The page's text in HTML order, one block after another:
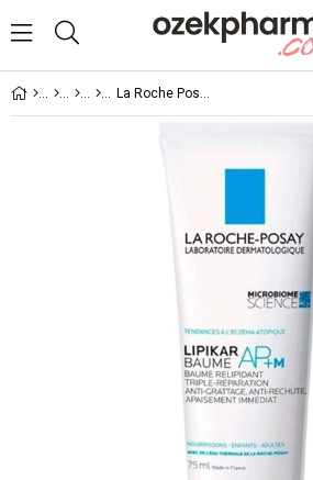
La Roche Posay Lipikar Baume AP+M 75ml